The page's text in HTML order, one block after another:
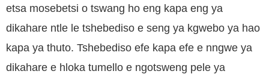
etsa mosebetsi o tswang ho eng kapa eng ya
dikahare ntle le tshebediso e seng ya kgwebo ya hao
kapa ya thuto. Tshebediso efe kapa efe e nngwe ya
dikahare e hloka tumello e ngotsweng pele ya